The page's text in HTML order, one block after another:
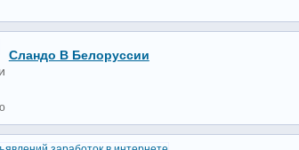
Сландо В Белоруссии